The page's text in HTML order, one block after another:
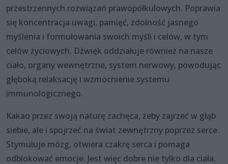
przestrzennych rozwiązań prawopółkulowych. Poprawia
się koncentracja uwagi, pamięć, zdolność jasnego
myślenia i formułowania swoich myśli i celów, w tym
celów życiowych. Dźwięk oddziałuje również na nasze
ciało, organy wewnętrzne, system nerwowy, powodując
głęboką relaksację i wzmocnienie systemu
immunologicznego.
Kakao przez swoją naturę zachęca, żeby zajrzeć w głąb
siebie, ale i spojrzeć na świat zewnętrzny poprzez serce.
Stymuluje mózg, otwiera czakrę serca i pomaga
odblokować emocje. Jest więc dobre nie tylko dla ciała,